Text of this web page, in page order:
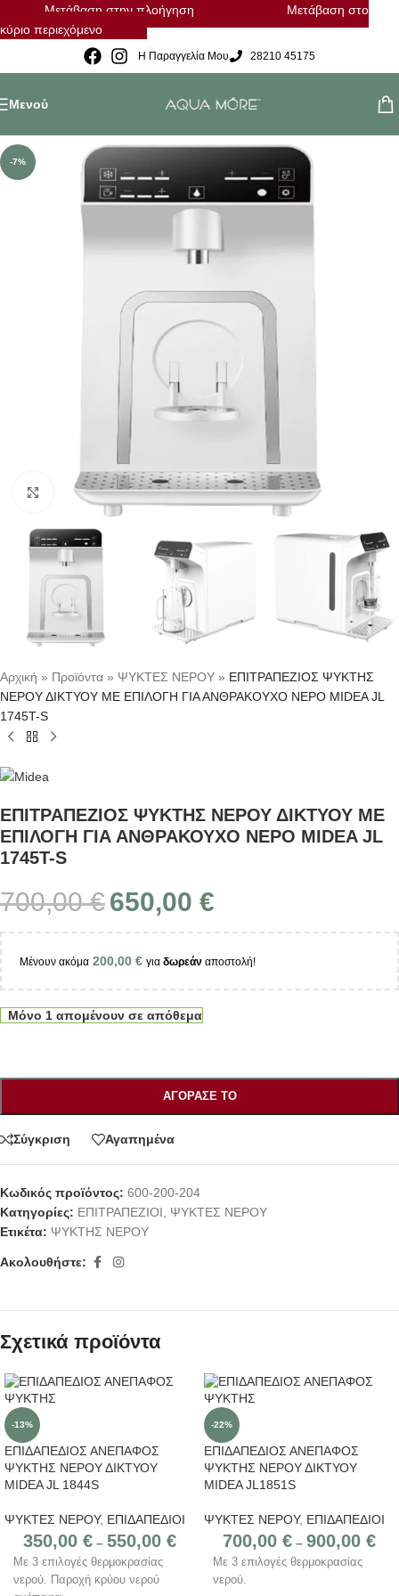
Μετάβαση στην πλοήγηση
Μετάβαση στο
κύριο περιεχόμενο
Η Παραγγελία Μου 28210 45175
Μενού
-7%
Κλικ για μεγέθυνση
Αρχική » Προϊόντα » ΨΥΚΤΕΣ ΝΕΡΟΥ » ΕΠΙΤΡΑΠΕΖΙΟΣ ΨΥΚΤΗΣ
ΝΕΡΟΥ ΔΙΚΤΥΟΥ ΜΕ ΕΠΙΛΟΓΗ ΓΙΑ ΑΝΘΡΑΚΟΥΧΟ ΝΕΡΟ MIDEA JL
1745T-S
ΕΠΙΤΡΑΠΕΖΙΟΣ ΨΥΚΤΗΣ ΝΕΡΟΥ ΔΙΚΤΥΟΥ ΜΕ
ΕΠΙΛΟΓΗ ΓΙΑ ΑΝΘΡΑΚΟΥΧΟ ΝΕΡΟ MIDEA JL
1745T-S
700,00€650,00 €
Μένουν ακόμα 200,00 € για δωρεάν αποστολή!
Μόνο 1 απομένουν σε απόθεμα
ΑΓΌΡΑΣΕ ΤΟ
Σύγκριση Αγαπημένα
Κωδικός προϊόντος: 600-200-204
Κατηγορίες: ΕΠΙΤΡΑΠΕΖΙΟΙ
ΨΥΚΤΕΣ ΝΕΡΟΥ
Ετικέτα: ΨΥΚΤΗΣ ΝΕΡΟΥ
Ακολουθήστε:
Σχετικά προϊόντα
-13%
ΕΠΙΔΑΠΕΔΙΟΣ ΑΝΕΠΑΦΟΣ
ΨΥΚΤΗΣ ΝΕΡΟΥ ΔΙΚΤΥΟΥ
MIDEA JL 1844S
ΨΥΚΤΕΣ ΝΕΡΟΥ, ΕΠΙΔΑΠΕΔΙΟΙ
350,00 € – 550,00 €
Με 3 επιλογές θερμοκρασίας
νερού. Παροχή κρύου νερού
-22%
ΕΠΙΔΑΠΕΔΙΟΣ ΑΝΕΠΑΦΟΣ
ΨΥΚΤΗΣ ΝΕΡΟΥ ΔΙΚΤΥΟΥ
MIDEA JL1851S
ΨΥΚΤΕΣ ΝΕΡΟΥ, ΕΠΙΔΑΠΕΔΙΟΙ
700,00 € – 900,00 €
Με 3 επιλογές θερμοκρασίας
νερού.